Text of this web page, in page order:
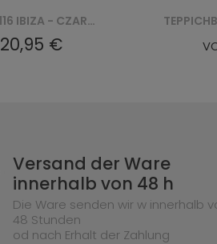
TEPPICH T7116 IBIZA - CZARNY
20,95 €
Versand der Ware
innerhalb von 48 h
Die Ware senden wir w innerhalb
48 Stunden
od nach Erhalt der Zahlung